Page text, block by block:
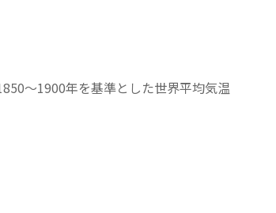
～1900年を基準とした世界平均気温